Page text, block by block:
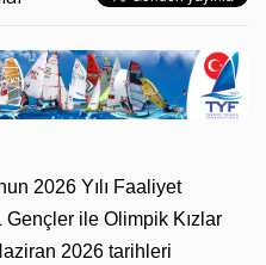
2026 Yılı Faaliyet
Gençler ile Olimpik Kızlar
2026 tarihleri